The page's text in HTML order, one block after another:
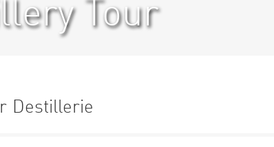
Tour
Destillerie